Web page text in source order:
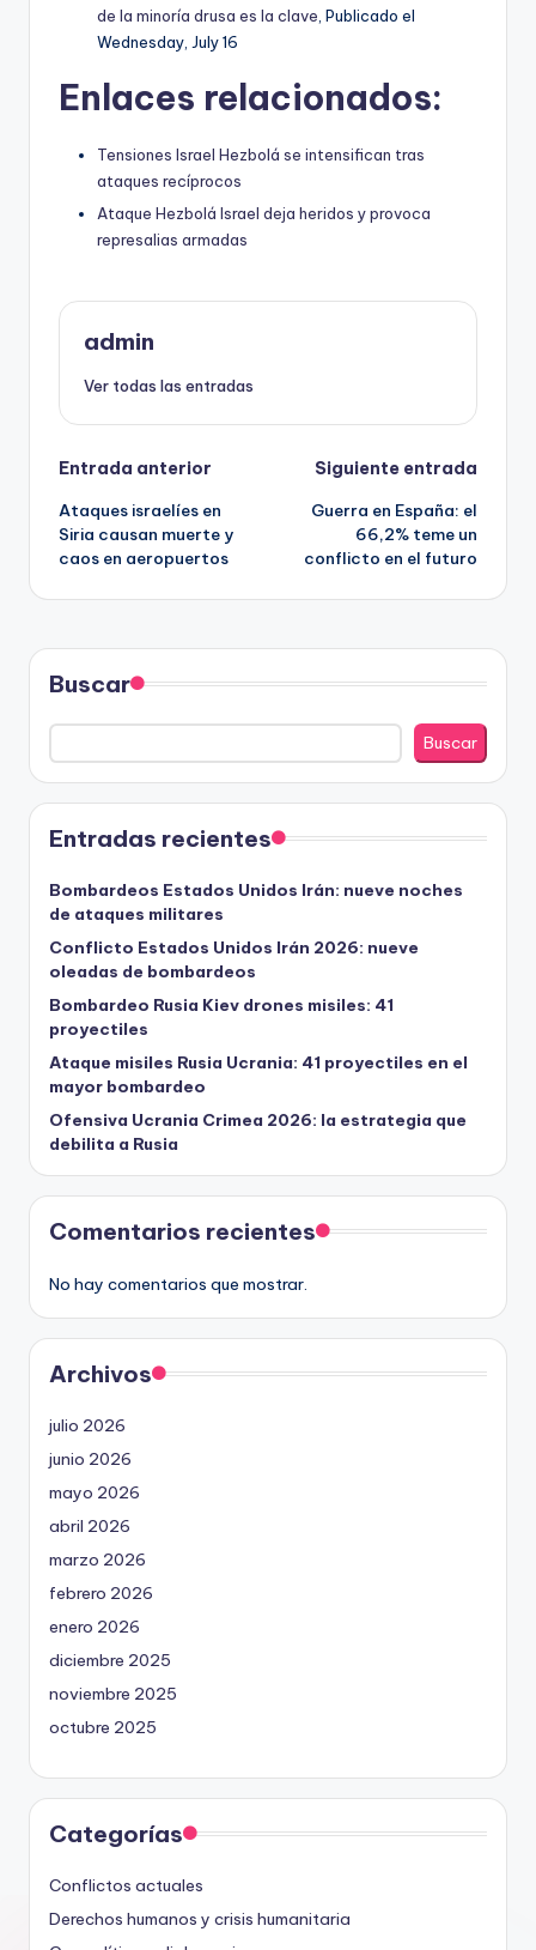
de la minoría drusa es la clave , Publicado el
Wednesday, July 16
Enlaces relacionados:
Tensiones Israel Hezbolá se intensifican tras
ataques recíprocos
Ataque Hezbolá Israel deja heridos y provoca
represalias armadas
admin
Ver todas las entradas
Navegación
de
entradas
Entrada anterior
Ataques israelíes en
Siria causan muerte y
caos en aeropuertos
Siguiente entrada
Guerra en España: el
66,2% teme un
conflicto en el futuro
Buscar
Buscar
Entradas recientes
Bombardeos Estados Unidos Irán: nueve noches
de ataques militares
Conflicto Estados Unidos Irán 2026: nueve
oleadas de bombardeos
Bombardeo Rusia Kiev drones misiles: 41
proyectiles
Ataque misiles Rusia Ucrania: 41 proyectiles en el
mayor bombardeo
Ofensiva Ucrania Crimea 2026: la estrategia que
debilita a Rusia
Comentarios recientes
No hay comentarios que mostrar.
Archivos
julio 2026
junio 2026
mayo 2026
abril 2026
marzo 2026
febrero 2026
enero 2026
diciembre 2025
noviembre 2025
octubre 2025
Categorías
Conflictos actuales
Derechos humanos y crisis humanitaria